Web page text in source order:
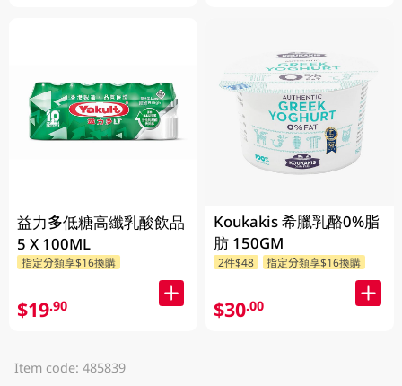
益力多低糖高纖乳酸飲品
5 X 100ML
指定分類享$16換購
$19.90
Koukakis 希臘乳酪0%脂
肪 150GM
2件$48 指定分類享$16換購
$30.00
Item code: 485839